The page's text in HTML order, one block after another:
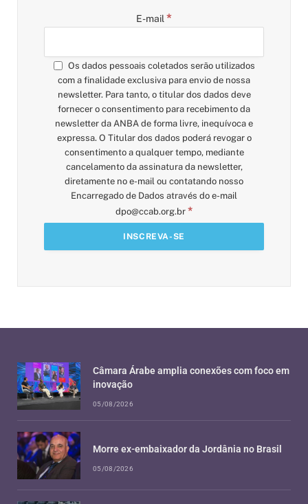
E-mail *
Os dados pessoais coletados serão utilizados
com a finalidade exclusiva para envio de nossa
newsletter. Para tanto, o titular dos dados deve
fornecer o consentimento para recebimento da
newsletter da ANBA de forma livre, inequívoca e
expressa. O Titular dos dados poderá revogar o
consentimento a qualquer tempo, mediante
cancelamento da assinatura da newsletter,
diretamente no e-mail ou contatando nosso
Encarregado de Dados através do e-mail
dpo@ccab.org.br *
Câmara Árabe amplia conexões com foco em
inovação
05/08/2026
Morre ex-embaixador da Jordânia no Brasil
05/08/2026